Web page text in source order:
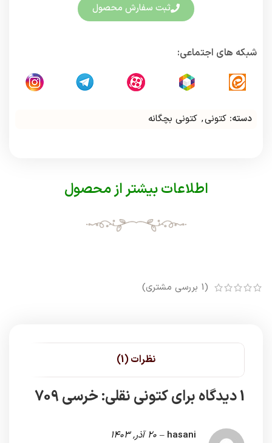
ثبت سفارش محصول
شبکه های اجتماعی:
دسته: کتونی, کتونی بچگانه
اطلاعات بیشتر از محصول
(
1 بررسی مشتری)
نظرات (1)
1 دیدگاه برای کتونی نقلی: خرسی 709
hasani
– 20 آذر, 1403